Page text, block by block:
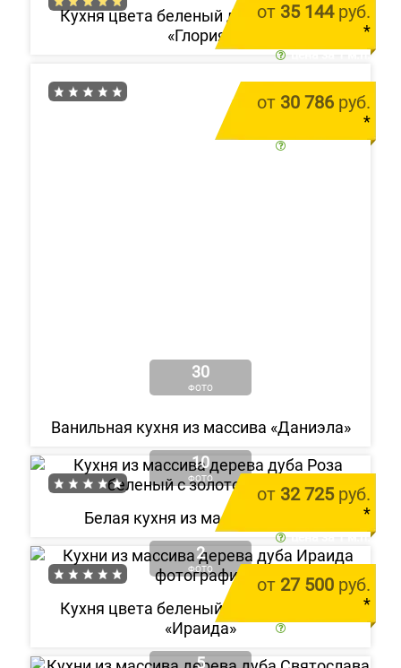
от 35 144руб.
*
Кухня цвета беленый дуб из массива
«Глория»
30
ФОТО
от 30 786 руб.
*
Ванильная кухня из массива «Даниэла»
10
ФОТО
от 32 725руб.
*
Белая кухня из массива «Роза»
2
ФОТО
от 27 500 руб.
*
Кухня цвета беленый дуб из массива
«Ираида»
5